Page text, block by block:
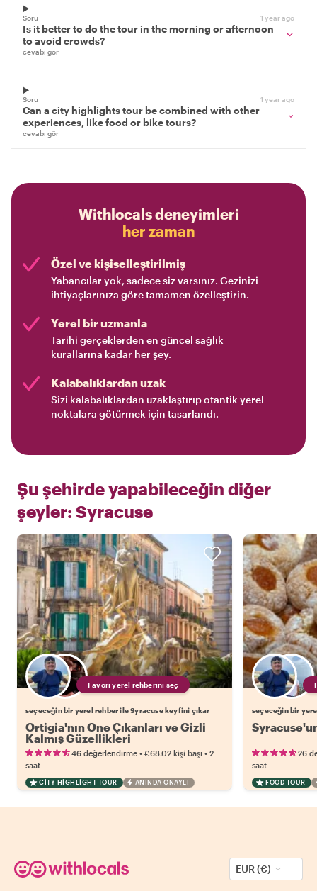
Soru 1 year ago
Is it better to do the tour in the morning or afternoon
to avoid crowds?
cevabı gör
Soru 1 year ago
Can a city highlights tour be combined with other
experiences, like food or bike tours?
cevabı gör
Withlocals deneyimleri
her zaman
Özel ve kişiselleştirilmiş
Yabancılar yok, sadece siz varsınız. Gezinizi
ihtiyaçlarınıza göre tamamen özelleştirin.
Yerel bir uzmanla
Tarihi gerçeklerden en güncel sağlık
kurallarına kadar her şey.
Kalabalıklardan uzak
Sizi kalabalıklardan uzaklaştırıp otantik yerel
noktalara götürmek için tasarlandı.
Şu şehirde yapabileceğin diğer
şeyler: Syracuse
Favori yerel rehberini seç
seçeceğin bir yerel rehber ile Syracuse keyfini çıkar
Ortigia'nın Öne Çıkanları ve Gizli
Kalmış Güzellikleri
46 değerlendirme • €68.02 kişi başı • 2
saat
CITY HIGHLIGHT TOUR ANINDA ONAYLI
seçeceğin bir
26
saat
FOOD TOUR
EUR (€)